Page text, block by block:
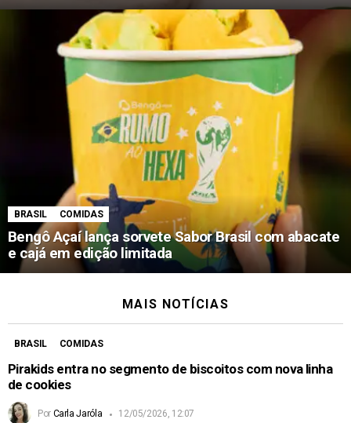
BRASIL COMIDAS
Bengô Açaí lança sorvete Sabor Brasil com abacate
e cajá em edição limitada
MAIS NOTÍCIAS
BRASIL COMIDAS
Pirakids entra no segmento de biscoitos com nova linha
de cookies
Por Carla Jaróla 12/05/2026, 12:07